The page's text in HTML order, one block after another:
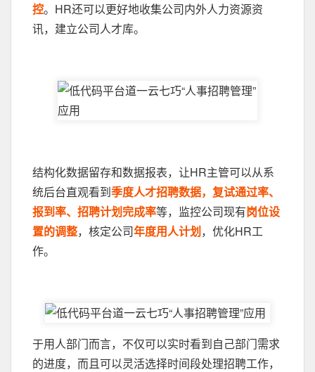
控。HR还可以更好地收集公司内外人力资源资
讯，建立公司人才库。
结构化数据留存和数据报表，让HR主管可以从系
统后台直观看到季度人才招聘数据，复试通过率、
报到率、招聘计划完成率等，监控公司现有岗位设
置的调整，核定公司年度用人计划，优化HR工
作。
于用人部门而言，不仅可以实时看到自己部门需求
的进度，而且可以灵活选择时间段处理招聘工作，